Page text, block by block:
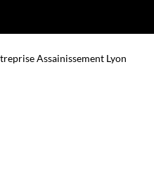
Assainissement Lyon